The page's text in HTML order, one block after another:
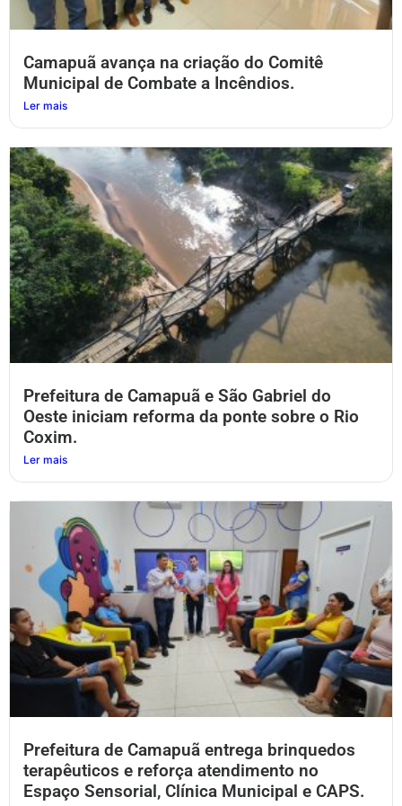
Camapuã avança na criação do Comitê
Municipal de Combate a Incêndios.
Ler mais
Prefeitura de Camapuã e São Gabriel do
Oeste iniciam reforma da ponte sobre o Rio
Coxim.
Ler mais
Prefeitura de Camapuã entrega brinquedos
terapêuticos e reforça atendimento no
Espaço Sensorial, Clínica Municipal e CAPS.